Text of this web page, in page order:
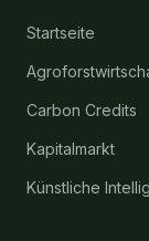
Startseite
Carbon Credits
Kapitalmarkt
Künstliche